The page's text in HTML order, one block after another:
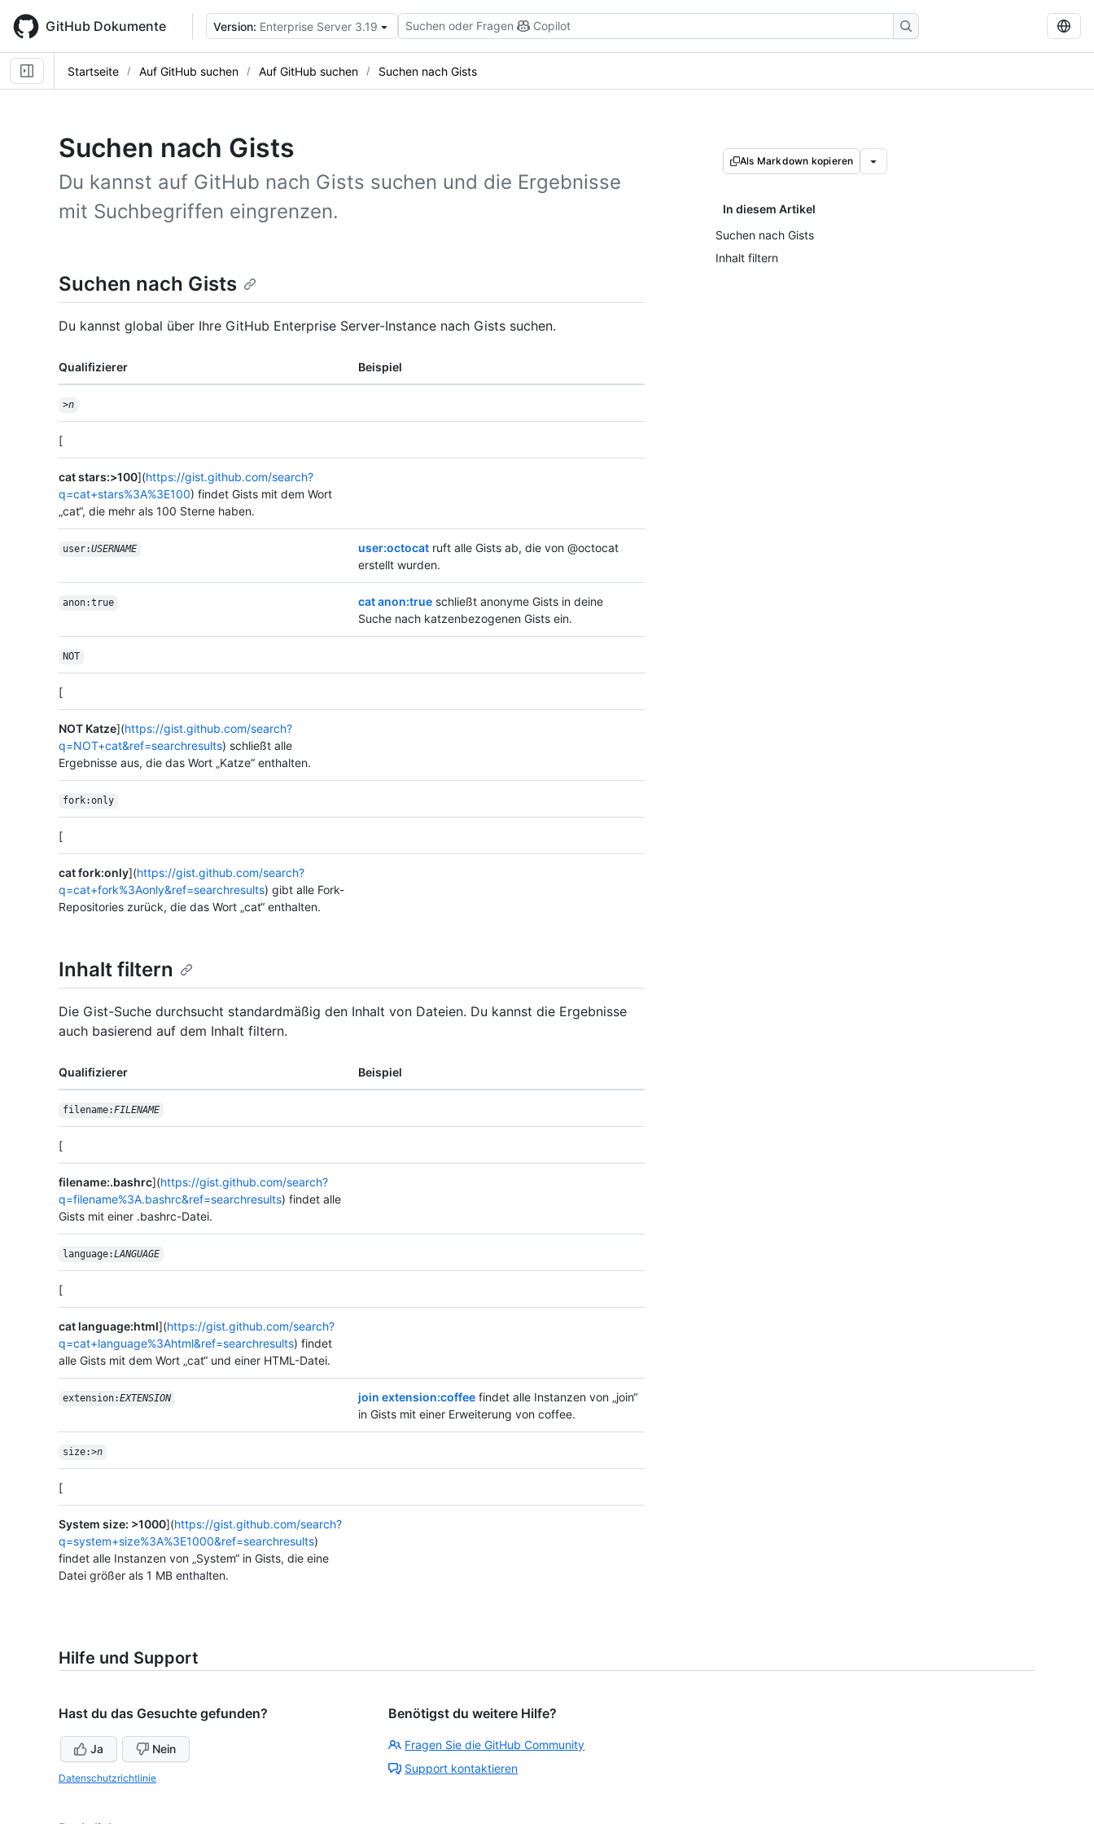
main
content
GitHub Dokumente Version: Enterprise Server 3.19 Suchen oder Fragen Copilot
Startseite Auf GitHub suchen Auf GitHub suchen Suchen nach Gists
Suchen nach Gists
Du kannst auf GitHub nach Gists suchen und die Ergebnisse
mit Suchbegriffen eingrenzen.
Als Markdown kopieren
In diesem Artikel
Suchen nach Gists
Inhalt filtern
Suchen nach Gists
Du kannst global über Ihre GitHub Enterprise Server-Instance nach Gists suchen.
Qualifizierer Beispiel
>n
[
cat stars:>100](https://gist.github.com/search?
q=cat+stars%3A%3E100) findet Gists mit dem Wort
„cat“, die mehr als 100 Sterne haben.
user:USERNAME user:octocat ruft alle Gists ab, die von @octocat
erstellt wurden.
anon:true cat anon:true schließt anonyme Gists in deine
Suche nach katzenbezogenen Gists ein.
NOT
[
NOT Katze](https://gist.github.com/search?
q=NOT+cat&ref=searchresults) schließt alle
Ergebnisse aus, die das Wort „Katze“ enthalten.
fork:only
[
cat fork:only](https://gist.github.com/search?
q=cat+fork%3Aonly&ref=searchresults) gibt alle Fork-
Repositories zurück, die das Wort „cat“ enthalten.
Inhalt filtern
Die Gist-Suche durchsucht standardmäßig den Inhalt von Dateien. Du kannst die Ergebnisse
auch basierend auf dem Inhalt filtern.
Qualifizierer Beispiel
filename:FILENAME
[
filename:.bashrc](https://gist.github.com/search?
q=filename%3A.bashrc&ref=searchresults) findet alle
Gists mit einer .bashrc-Datei.
language:LANGUAGE
[
cat language:html](https://gist.github.com/search?
q=cat+language%3Ahtml&ref=searchresults) findet
alle Gists mit dem Wort „cat“ und einer HTML-Datei.
extension:EXTENSION join extension:coffee findet alle Instanzen von „join“
in Gists mit einer Erweiterung von coffee.
size:>n
[
System size: >1000](https://gist.github.com/search?
q=system+size%3A%3E1000&ref=searchresults)
findet alle Instanzen von „System“ in Gists, die eine
Datei größer als 1 MB enthalten.
Hilfe und Support
Hast du das Gesuchte gefunden?
Ja Nein
Datenschutzrichtlinie
Benötigst du weitere Hilfe?
Fragen Sie die GitHub Community
Support kontaktieren